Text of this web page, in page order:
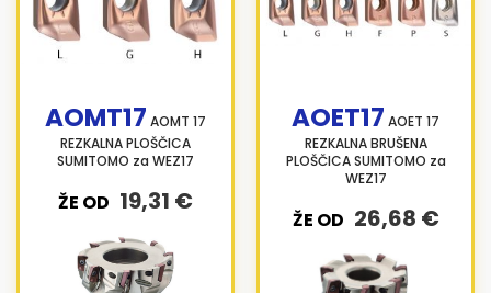
AOMT17 AOMT 17
REZKALNA PLOŠČICA
SUMITOMO za WEZ17
ŽE OD 19,31 €
AOET17 AOET 17
REZKALNA BRUŠENA
PLOŠČICA SUMITOMO za
WEZ17
ŽE OD 26,68 €